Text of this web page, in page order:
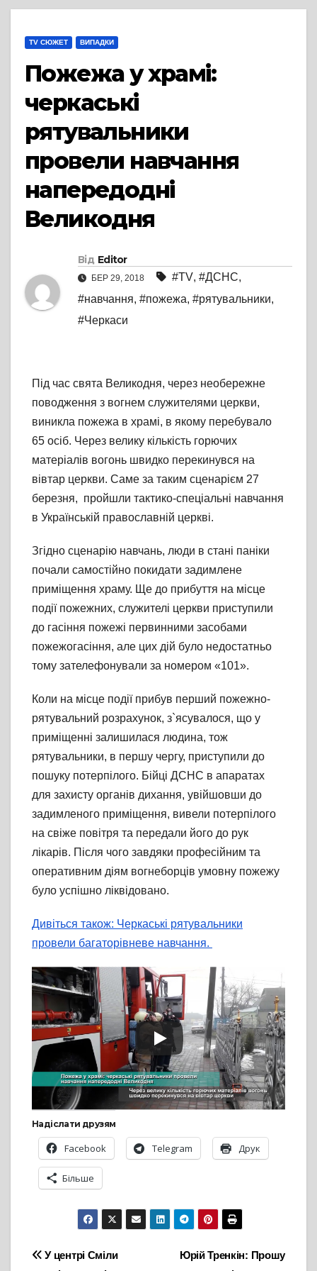
TV СЮЖЕТ ВИПАДКИ
Пожежа у храмі:
черкаські
рятувальники
провели навчання
напередодні
Великодня
Від Editor
БЕР 29, 2018 #TV, #ДСНС,
#навчання, #пожежа, #рятувальники,
#Черкаси
Під час свята Великодня, через необережне
поводження з вогнем служителями церкви,
виникла пожежа в храмі, в якому перебувало
65 осіб. Через велику кількість горючих
матеріалів вогонь швидко перекинувся на
вівтар церкви. Саме за таким сценарієм 27
березня, пройшли тактико-спеціальні навчання
в Українській православній церкві.
Згідно сценарію навчань, люди в стані паніки
почали самостійно покидати задимлене
приміщення храму. Ще до прибуття на місце
події пожежних, служителі церкви приступили
до гасіння пожежі первинними засобами
пожежогасіння, але цих дій було недостатньо
тому зателефонували за номером «101».
Коли на місце події прибув перший пожежно-
рятувальний розрахунок, з`ясувалося, що у
приміщенні залишилася людина, тож
рятувальники, в першу чергу, приступили до
пошуку потерпілого. Бійці ДСНС в апаратах
для захисту органів дихання, увійшовши до
задимленого приміщення, вивели потерпілого
на свіже повітря та передали його до рук
лікарів. Після чого завдяки професійним та
оперативним діям вогнеборців умовну пожежу
було успішно ліквідовано.
Дивіться також: Черкаські рятувальники
провели багаторівневе навчання.
Надіслати друзям
Facebook Telegram Друк
Більше
Навігація
Юрій Тренкін: Прошу
У центрі Сміли